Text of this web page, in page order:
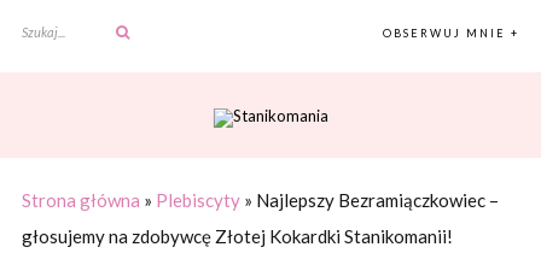
OBSERWUJ MNIE +
Strona główna » Plebiscyty» Najlepszy Bezramiączkowiec –
głosujemy na zdobywcę Złotej Kokardki Stanikomanii!